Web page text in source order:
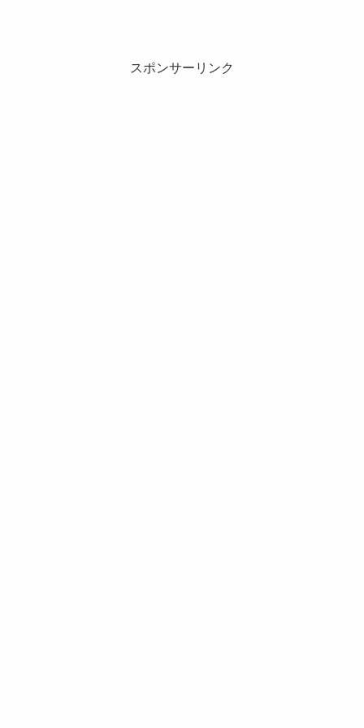
スポンサーリンク